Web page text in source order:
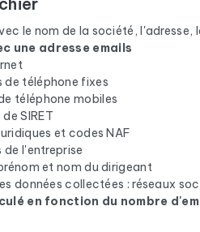
le nom de la société, l'adresse,
une adresse emails
de téléphone fixes
téléphone mobiles
SIRET
et codes NAF
l'entreprise
et nom du dirigeant
données collectées : réseaux
en fonction du nombre